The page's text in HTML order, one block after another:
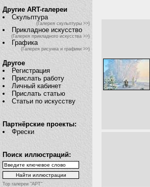
Другие ART-галереи
Скульптура
(Галерея скульптуры >>)
Прикладное искусство
(Галерея прикладного искусства >>)
Графика
(Галерея рисунка и графики >>)
Другое
Регистрация
Прислать работу
Личный кабинет
Прислать статью
Статьи по искусству
Партнёрские проекты:
Фрески
Поиск иллюстраций:
Top галереи "АРТ"